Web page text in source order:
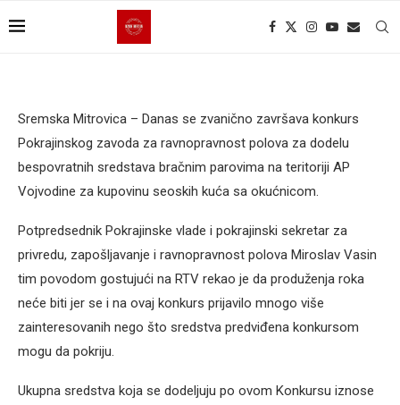
Sremska Mitrovica – Danas se zvanično završava konkurs
Pokrajinskog zavoda za ravnopravnost polova za dodelu
bespovratnih sredstava bračnim parovima na teritoriji AP
Vojvodine za kupovinu seoskih kuća sa okućnicom.
Potpredsednik Pokrajinske vlade i pokrajinski sekretar za
privredu, zapošljavanje i ravnopravnost polova Miroslav Vasin
tim povodom gostujući na RTV rekao je da produženja roka
neće biti jer se i na ovaj konkurs prijavilo mnogo više
zainteresovanih nego što sredstva predviđena konkursom
mogu da pokriju.
Ukupna sredstva koja se dodeljuju po ovom Konkursu iznose